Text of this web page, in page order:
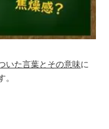
いた言葉とその意味に
。